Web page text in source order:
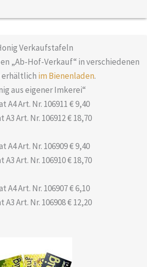
Verkaufs­tafeln
„Ab-Hof-Verkauf“ in verschiedenen
erhältlich im Bienenladen.
aus eigener Imkerei“
A4 Art. Nr. 106911 € 9,40
A3 Art. Nr. 106912 € 18,70
A4 Art. Nr. 106909 € 9,40
A3 Art. Nr. 106910 € 18,70
A4 Art. Nr. 106907 € 6,10
A3 Art. Nr. 106908 € 12,20